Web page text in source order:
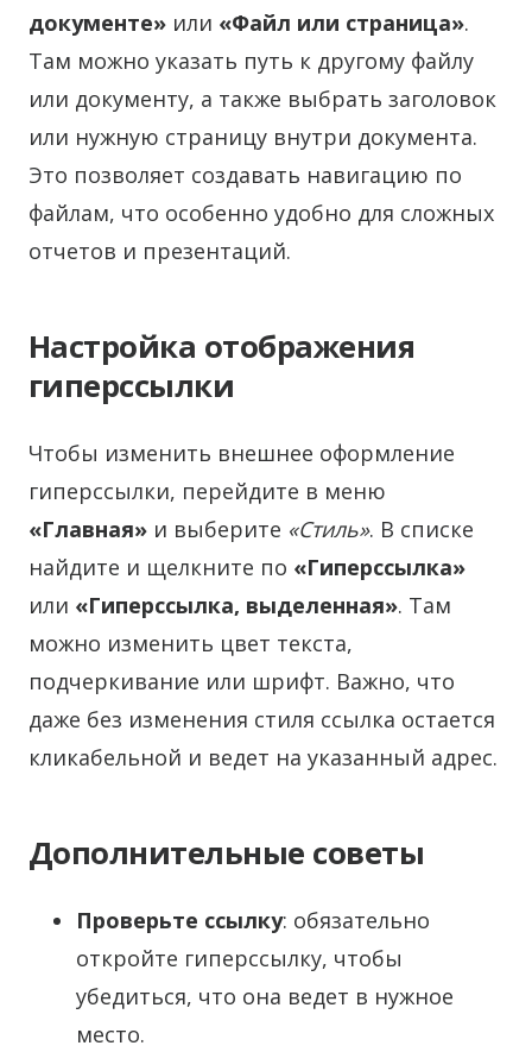
документе» или «Файл или страница».
Там можно указать путь к другому файлу
или документу, а также выбрать заголовок
или нужную страницу внутри документа.
Это позволяет создавать навигацию по
файлам, что особенно удобно для сложных
отчетов и презентаций.
Настройка отображения
гиперссылки
Чтобы изменить внешнее оформление
гиперссылки, перейдите в меню
«Главная» и выберите «Стиль». В списке
найдите и щелкните по «Гиперссылка»
или «Гиперссылка, выделенная». Там
можно изменить цвет текста,
подчеркивание или шрифт. Важно, что
даже без изменения стиля ссылка остается
кликабельной и ведет на указанный адрес.
Дополнительные советы
Проверьте ссылку: обязательно
откройте гиперссылку, чтобы
убедиться, что она ведет в нужное
место.